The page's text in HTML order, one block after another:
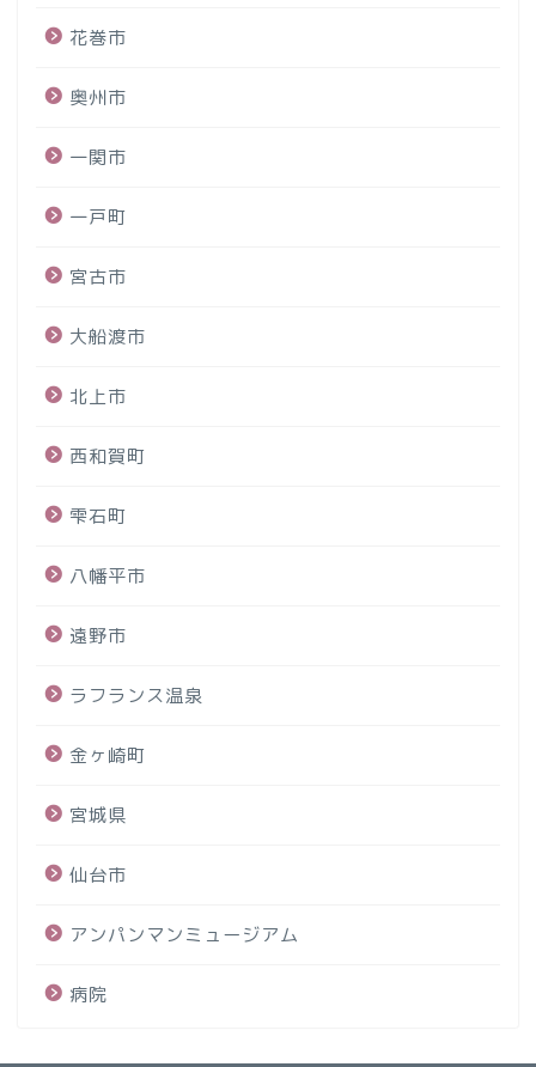
花巻市
奥州市
一関市
一戸町
宮古市
大船渡市
北上市
西和賀町
雫石町
八幡平市
遠野市
ラフランス温泉
金ヶ崎町
宮城県
仙台市
アンパンマンミュージアム
病院